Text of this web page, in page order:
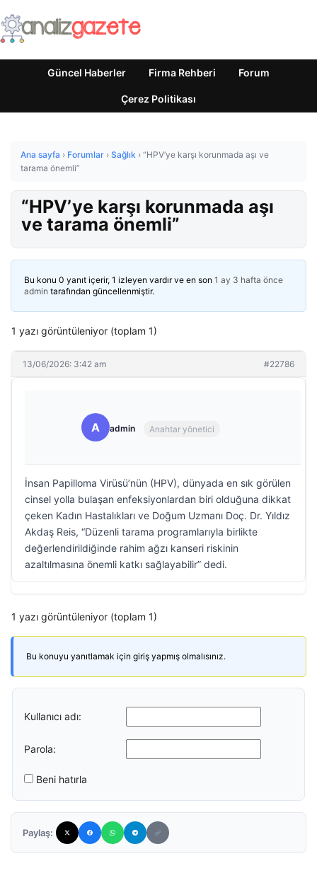
Güncel Haberler Firma Rehberi Forum
Çerez Politikası
Ana sayfa › Forumlar › Sağlık › “HPV’ye karşı korunmada aşı ve
tarama önemli”
“HPV’ye karşı korunmada aşı
ve tarama önemli”
Bu konu 0 yanıt içerir, 1 izleyen vardır ve en son 1 ay 3 hafta önce
admin tarafından güncellenmiştir.
1 yazı görüntüleniyor (toplam 1)
13/06/2026: 3:42 am #22786
A admin Anahtar yönetici
İnsan Papilloma Virüsü’nün (HPV), dünyada en sık görülen
cinsel yolla bulaşan enfeksiyonlardan biri olduğuna dikkat
çeken Kadın Hastalıkları ve Doğum Uzmanı Doç. Dr. Yıldız
Akdaş Reis, “Düzenli tarama programlarıyla birlikte
değerlendirildiğinde rahim ağzı kanseri riskinin
azaltılmasına önemli katkı sağlayabilir” dedi.
1 yazı görüntüleniyor (toplam 1)
Bu konuyu yanıtlamak için giriş yapmış olmalısınız.
Kullanıcı adı:
Parola:
Beni hatırla
Paylaş: